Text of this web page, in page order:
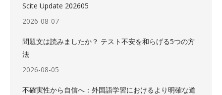
Scite Update 202605
2026-08-07
問題文は読みましたか？ テスト不安を和らげる5つの方
法
2026-08-05
不確実性から自信へ：外国語学習におけるより明確な道